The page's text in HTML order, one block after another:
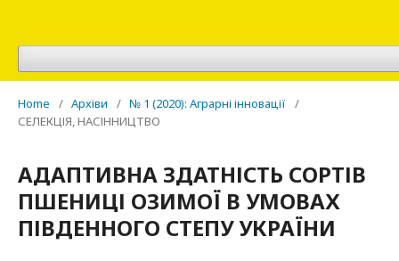
Home / Архіви / № 1 (2020): Аграрні інновації
/
СЕЛЕКЦІЯ, НАСІННИЦТВО
АДАПТИВНА ЗДАТНІСТЬ СОРТІВ
ПШЕНИЦІ ОЗИМОЇ В УМОВАХ
ПІВДЕННОГО СТЕПУ УКРАЇНИ